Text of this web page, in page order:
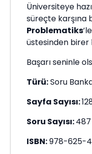
Üniversiteye
süreçte karşına
Problematiks
üstesinden birer
Başarı seninle
Türü:Soru
Sayfa Sayısı:
Soru Sayısı:487
ISBN:978-625-